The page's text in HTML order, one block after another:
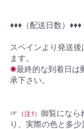
♦︎♦︎♦︎（配送日数）♦︎♦︎♦︎
スペインより発送
ます。
✺最終的な到着日は
承下さい。
☞ （注1） 御覧になら
り、実際の色と多